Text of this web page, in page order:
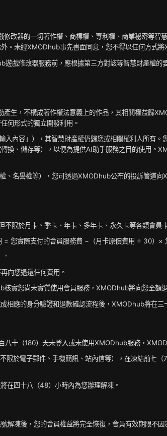
改器的一切著作權、商標權、專利權、商業秘密等
。未經XMODhub事先書面同意，您不得以任何方式
戲修改器服務前，應根據第三方對該等智慧財產權
生，不構成著作權法意義上的作品，其相關權益歸
何形式的獨立開發利用。
內容」），其智慧財產權仍歸您或相關權利人所有
換、儲存等），以便為提供AI助手服務之目的使用。
、名譽權等），您可透過XMODhub公布的投訴管道
限於月卡、季卡、年卡、多年卡、永久卡等各類會員
您實際支付的會員服務費 −（月卡原價費用 ÷ 30）×
。
向您退還任何費用。
實您尚未實質使用會員服務，XMODhub將向您全額
應的身分驗證和退款確認流程後，XMODhub將在
十（180）天未登入或未使用XMODhub服務，
於電子郵件、手機簡訊、站內信等），在凍結前七
在四十八（48）小時內為您辦理解凍。
凍後，您的會員權益將完全恢復，會員有效期限不因